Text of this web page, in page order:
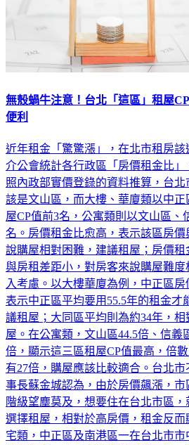
無殼蝸牛注意！台北「這區」租屋
便利
近年租金「驚驚漲」，在北市租房
介公會統計各行政區「房價租金比
照內政部實價登錄的資料推算，台
該是文山區，而大樓、華廈類以中正
屋CP值前3名，公寓類則以文山區、
名。房價租金比愈高，表示該區房
說購屋相對困難，建議租屋；房價
與房租差距小，對房客來說購屋難度
入考慮。以大樓華廈為例，中正區房
表示中正區平均要用55.5年的租金才
議租屋；大同區平均則為約34年，
屋。在公寓類，文山區44.5倍、信義
倍，顯示這三區租屋CP值最高，倍
有27倍，購屋應該比較適合。台北
事長蘇金城認為，由於房價飆漲，
階級望塵莫及，想要住在台北市區
選擇租屋，相對於高房價，租金反
宅類，中正區及南港區一在台北市